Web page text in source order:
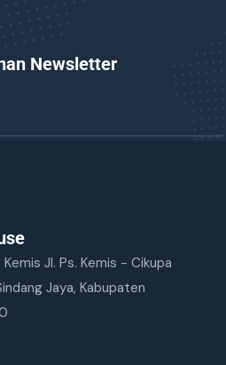
Newsletter
Jl. Ps. Kemis - Cikupa
Jaya, Kabupaten